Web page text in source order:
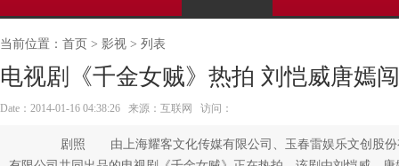
当前位置： 首页 > 影视 > 列表
电视剧《千金女贼》热拍 刘恺威唐嫣
Date：2014-01-16 04:38:26 来源：互联网 访问：
剧照 由上海耀客文化传媒有限公司、玉春雷娱乐文创股份